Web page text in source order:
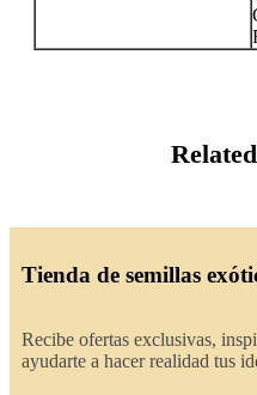
Tienda de semillas
Recibe ofertas exclusivas,
ayudarte a hacer realidad tus